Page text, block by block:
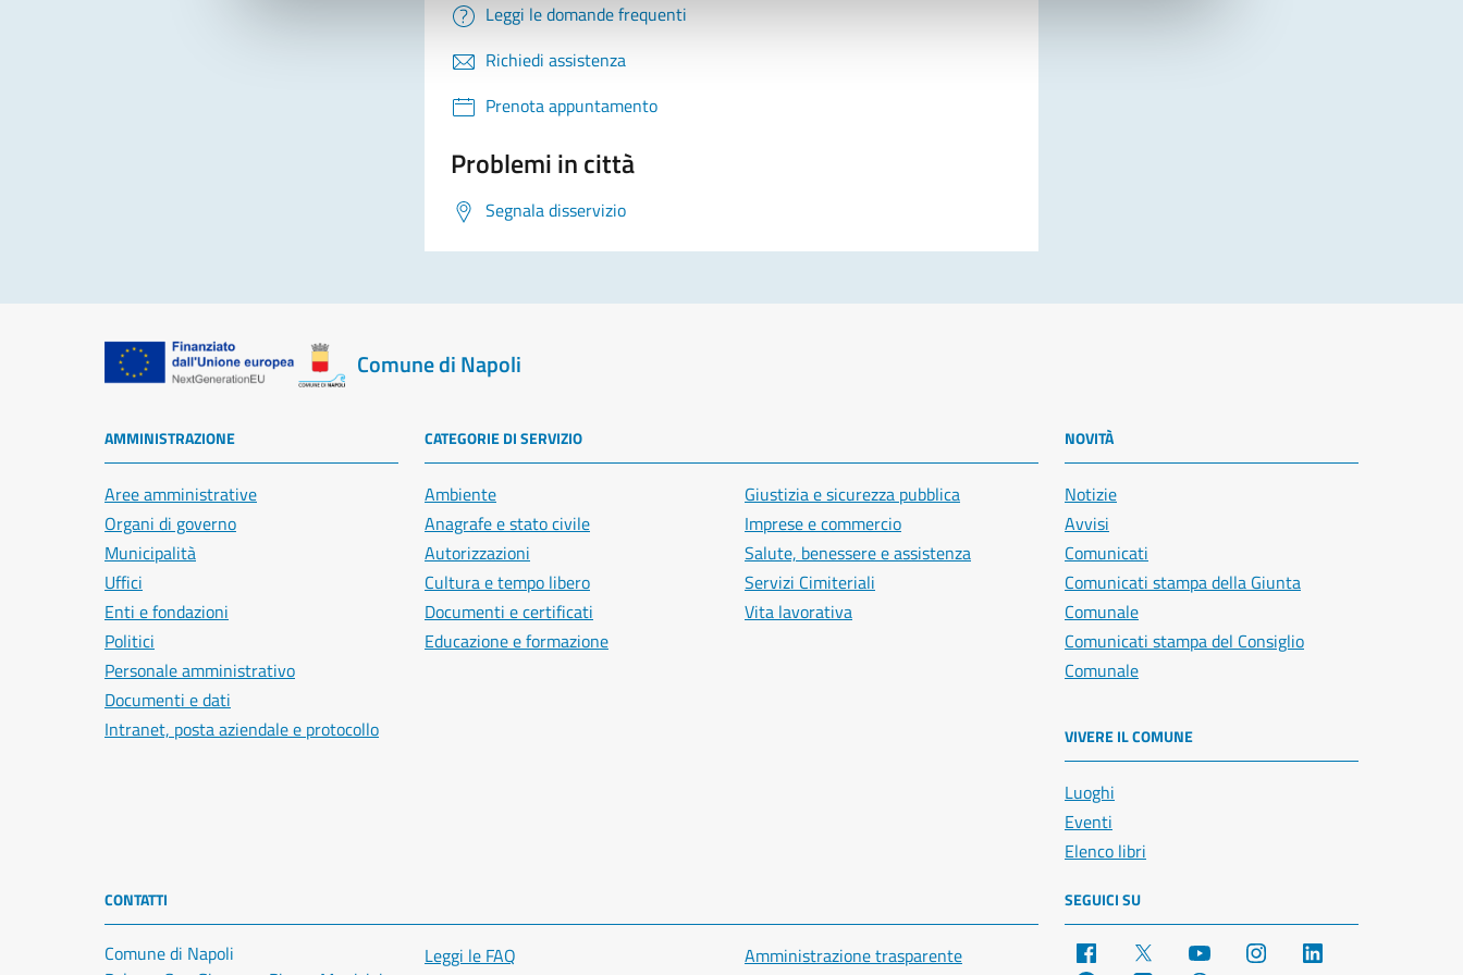
Leggi le domande frequenti
Richiedi assistenza
Prenota appuntamento
Problemi in città
Segnala disservizio
Comune di Napoli
AMMINISTRAZIONE
Aree amministrative
Organi di governo
Municipalità
Uffici
Enti e fondazioni
Politici
Personale amministrativo
Documenti e dati
Intranet, posta aziendale e protocollo
CATEGORIE DI SERVIZIO
Ambiente
Anagrafe e stato civile
Autorizzazioni
Cultura e tempo libero
Documenti e certificati
Educazione e formazione
Giustizia e sicurezza pubblica
Imprese e commercio
Salute, benessere e assistenza
Servizi Cimiteriali
Vita lavorativa
NOVITÀ
Notizie
Avvisi
Comunicati
Comunicati stampa della Giunta
Comunale
Comunicati stampa del Consiglio
Comunale
VIVERE IL COMUNE
Luoghi
Eventi
Elenco libri
CONTATTI
Comune di Napoli
Leggi le FAQ
Amministrazione trasparente
SEGUICI SU
Facebook YouTube Instagram